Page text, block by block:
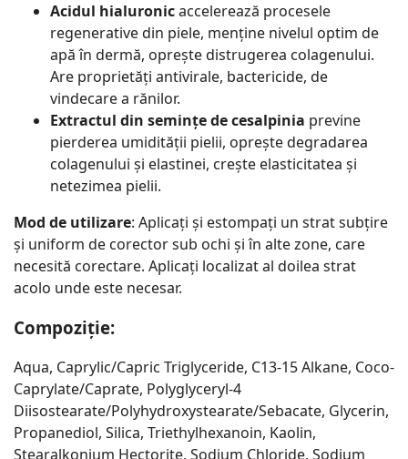
Acidul hialuronicaccelerează procesele
regenerative din piele, menține nivelul optim de
apă în dermă, oprește distrugerea colagenului.
Are proprietăți antivirale, bactericide, de
vindecare a rănilor.
Extractul din semințe de cesalpinia previne
pierderea umidității pielii, oprește degradarea
colagenului și elastinei, crește elasticitatea și
netezimea pielii.
Mod de utilizare: Aplicați și estompați un strat subțire
și uniform de corector sub ochi și în alte zone, care
necesită corectare. Aplicați localizat al doilea strat
acolo unde este necesar.
Compoziție:
Aqua, Caprylic/Capric Triglyceride, C13-15 Alkane, Coco-
Caprylate/Caprate, Polyglyceryl-4
Diisostearate/Polyhydroxystearate/Sebacate, Glycerin,
Propanediol, Silica, Triethylhexanoin, Kaolin,
Stearalkonium Hectorite, Sodium Chloride, Sodium